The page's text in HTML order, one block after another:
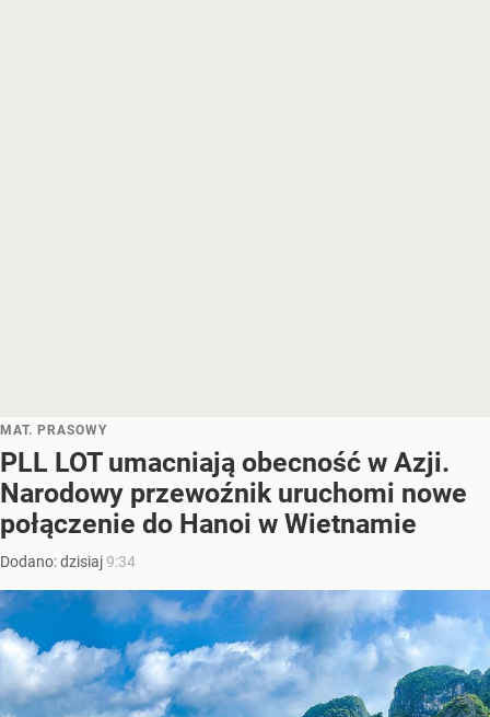
MAT. PRASOWY
PLL LOT umacniają obecność w Azji.
Narodowy przewoźnik uruchomi nowe
połączenie do Hanoi w Wietnamie
Dodano:dzisiaj9:34